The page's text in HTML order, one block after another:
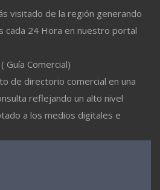
visitado de la región generando
cada 24 Hora en nuestro portal
Guía Comercial)
de directorio comercial en una
reflejando un alto nivel
a los medios digitales e